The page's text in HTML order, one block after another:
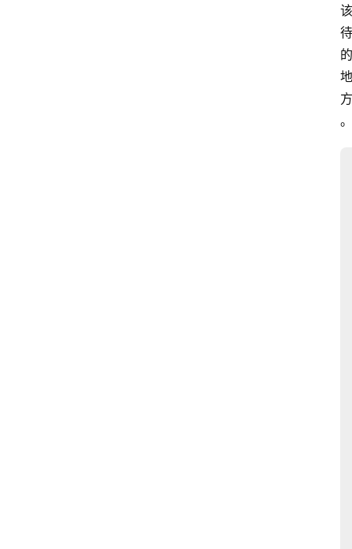
该
待
的
地
方
。